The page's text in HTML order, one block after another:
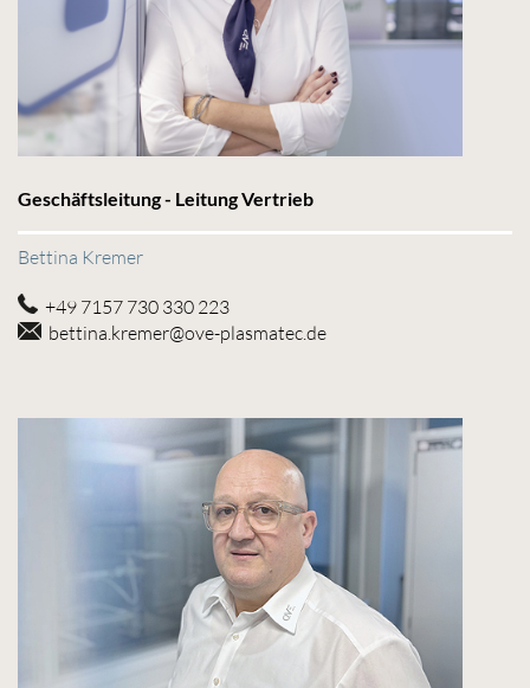
Geschäftsleitung - Leitung Vertrieb
Bettina Kremer
+49 7157 730 330 223
bettina.kremer@ove-plasmatec.de